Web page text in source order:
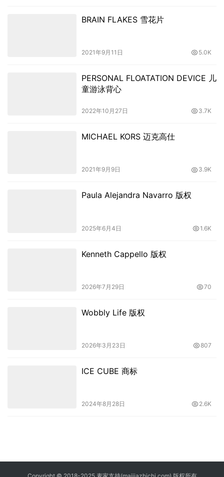
BRAIN FLAKES 雪花片
2021年9月11日 5.0K
PERSONAL FLOATATION DEVICE 儿
童游泳背心
2022年10月27日 3.7K
MICHAEL KORS 迈克高仕
2021年9月9日 3.9K
Paula Alejandra Navarro 版权
2025年6月4日 1.6K
Kenneth Cappello 版权
2026年7月29日 70
Wobbly Life 版权
2026年3月23日 807
ICE CUBE 商标
2024年8月28日 2.6K